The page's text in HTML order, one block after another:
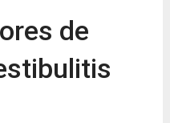
de